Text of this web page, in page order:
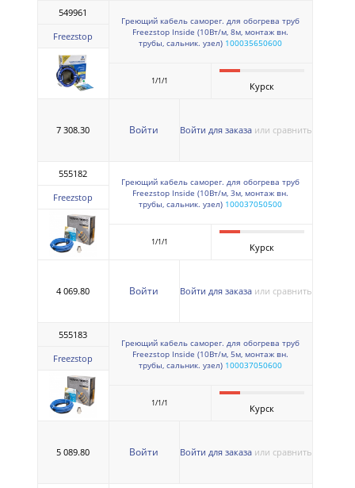
549961
Freezstop
Греющий кабель саморег. для обогрева труб
Freezstop Inside (10Вт/м, 8м, монтаж вн.
трубы, сальник. узел) 100035650600
1/1/1 Курск
7 308.30 Войти Войти для заказа или сравнить
555182
Freezstop
Греющий кабель саморег. для обогрева труб
Freezstop Inside (10Вт/м, 3м, монтаж вн.
трубы, сальник. узел) 100037050500
1/1/1 Курск
4 069.80 Войти Войти для заказа или сравнить
555183
Freezstop
Греющий кабель саморег. для обогрева труб
Freezstop Inside (10Вт/м, 5м, монтаж вн.
трубы, сальник. узел) 100037050600
1/1/1 Курск
5 089.80 Войти Войти для заказа или сравнить